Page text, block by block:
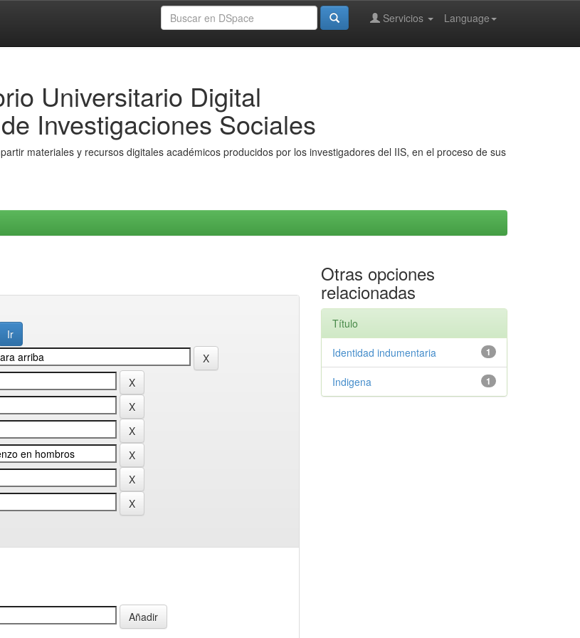
Language
Servicios
Universitario Digital
Investigaciones Sociales
materiales y recursos digitales académicos producidos por los investigadores del IIS, en el proceso de sus
Otras opciones
relacionadas
Título
1
Identidad indumentaria
1
Indigena